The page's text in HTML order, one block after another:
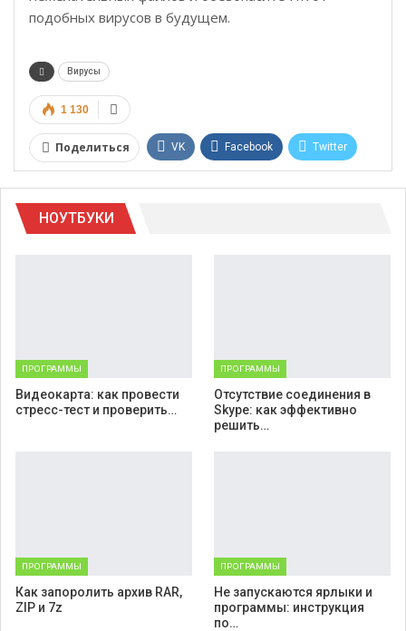
подобных вирусов в будущем.
Вирусы
1 130
Поделиться VK Facebook Twitter
Telegram
НОУТБУКИ
ПРОГРАММЫ
Видеокарта: как провести
стресс-тест и проверить…
ПРОГРАММЫ
Отсутствие соединения в
Skype: как эффективно
решить…
ПРОГРАММЫ
Как запоролить архив RAR,
ZIP и 7z
ПРОГРАММЫ
Не запускаются ярлыки и
программы: инструкция
по…